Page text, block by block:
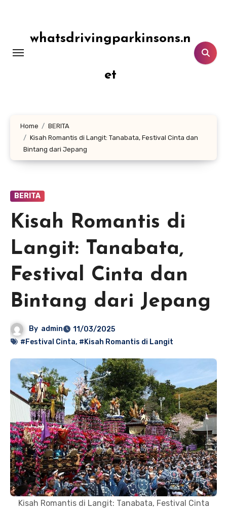
whatsdrivingparkinsons.n
et
Home
BERITA
Kisah Romantis di Langit: Tanabata, Festival Cinta dan
Bintang dari Jepang
BERITA
Kisah Romantis di
Langit: Tanabata,
Festival Cinta dan
Bintang dari Jepang
By admin
11/03/2025
#Festival Cinta, #Kisah Romantis di Langit
Kisah Romantis di Langit: Tanabata, Festival Cinta